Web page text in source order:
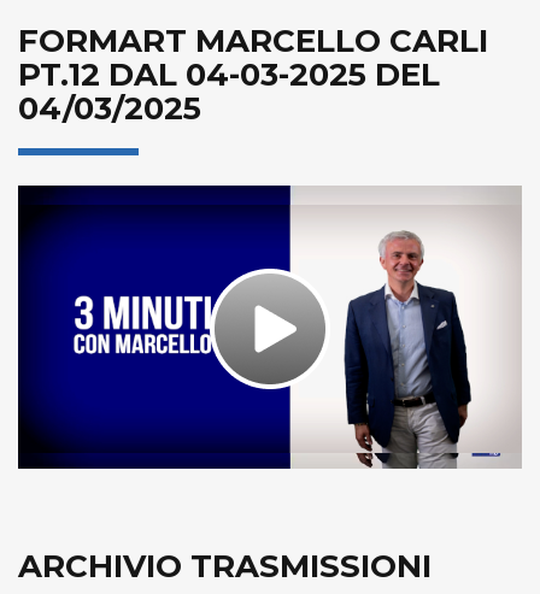
FORMART MARCELLO CARLI
PT.12 DAL 04-03-2025 DEL
04/03/2025
Play
Video
ARCHIVIO TRASMISSIONI